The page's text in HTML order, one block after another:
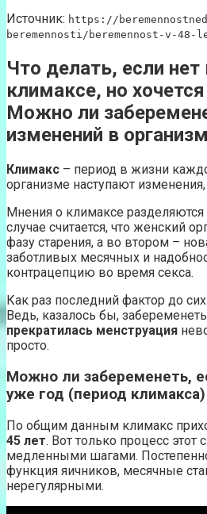
Источник: https://
beremennosti/beremennost-v-48-
Что делать, если
климаксе, но
Можно ли
изменений в
Климакс – период в жизни
организме наступают изменения,
Мнения о климаксе
случае считается, что женский
фазу старения, а во втором –
заботливых месячных и
контрацепцию во время секса.
Как раз последний фактор до
Ведь, казалось бы,
прекратилась менструация
просто.
Можно ли забеременеть,
уже год (период климакса)
По общим данным климакс
45 лет. Вот только процесс этот
медленными шагами. Постепенно
функция яичников, месячные
нерегулярными.